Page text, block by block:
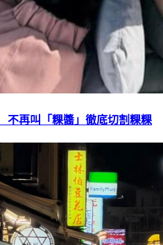
再叫「粿醬」徹底切割粿粿